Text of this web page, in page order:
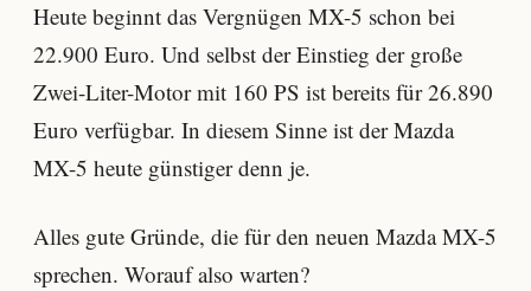
Heute beginnt das Vergnügen MX-5 schon bei
22.900 Euro. Und selbst der Einstieg der große
Zwei-Liter-Motor mit 160 PS ist bereits für 26.890
Euro verfügbar. In diesem Sinne ist der Mazda
MX-5 heute günstiger denn je.
Alles gute Gründe, die für den neuen Mazda MX-5
sprechen. Worauf also warten?